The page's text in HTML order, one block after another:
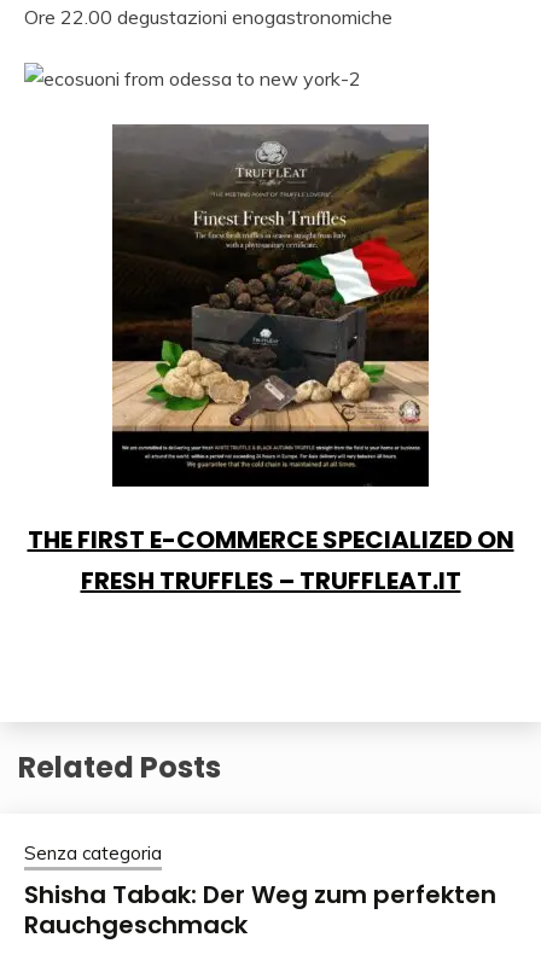
Ore 22.00 degustazioni enogastronomiche
THE FIRST E-COMMERCE SPECIALIZED ON
FRESH TRUFFLES – TRUFFLEAT.IT
Related Posts
Senza categoria
Shisha Tabak: Der Weg zum perfekten
Rauchgeschmack